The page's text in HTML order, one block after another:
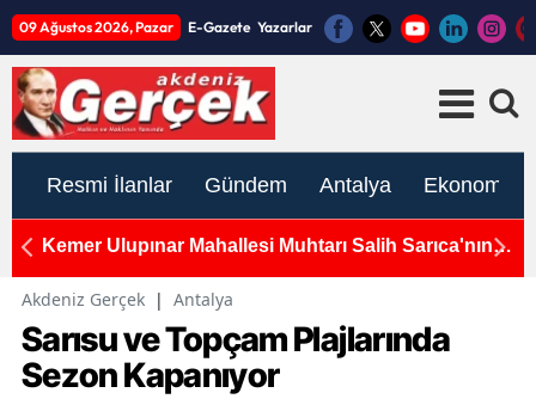
09 Ağustos 2026, Pazar E-Gazete Yazarlar
Resmi İlanlar Gündem Antalya Ekonomi
TÜRK-İŞ Antalya İl Başkanı Kayser'den İşçinin Vergi
Akdeniz Gerçek | Antalya
Sarısu ve Topçam Plajlarında
Sezon Kapanıyor